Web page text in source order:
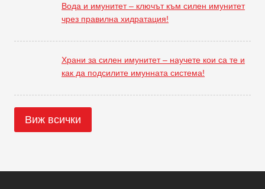
Вода и имунитет – ключът към силен имунитет
чрез правилна хидратация!
Храни за силен имунитет – научете кои са те и
как да подсилите имунната система!
Виж всички